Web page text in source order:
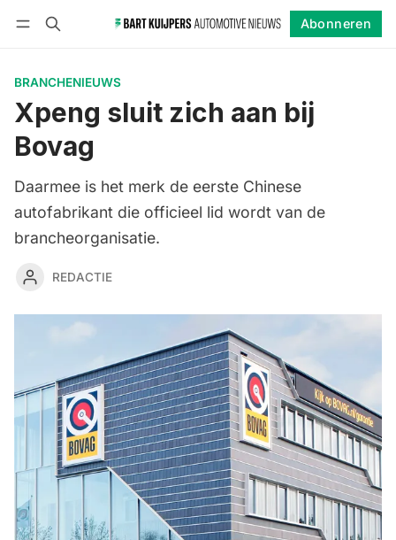
Abonneren
BRANCHENIEUWS
Xpeng sluit zich aan bij
Bovag
Daarmee is het merk de eerste Chinese
autofabrikant die officieel lid wordt van de
brancheorganisatie.
REDACTIE